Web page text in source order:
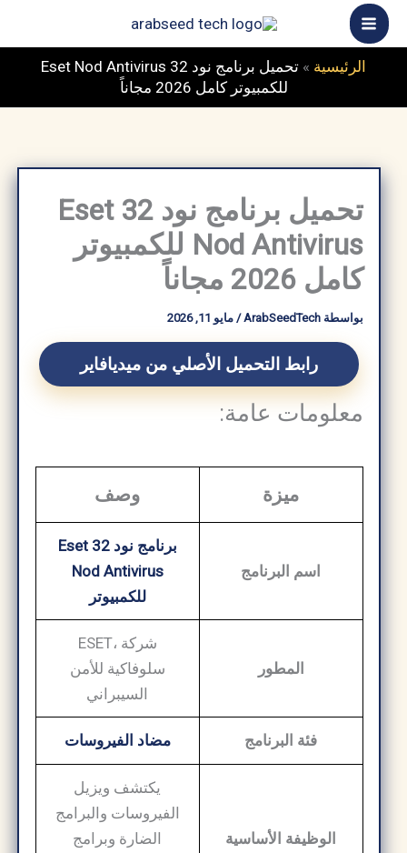
الرئيسية»
تحميل برنامج نود 32 Eset Nod Antivirus
للكمبيوتر كامل 2026 مجاناً
تحميل برنامج نود 32 Eset
Nod Antivirus للكمبيوتر
كامل 2026 مجاناً
بواسطة ArabSeedTech
/مايو 11, 2026
رابط التحميل الأصلي من ميديافاير
معلومات عامة:
ميزة وصف
اسم البرنامج
برنامج نود 32 Eset
Nod Antivirus
للكمبيوتر
المطور
ESET، شركة
سلوفاكية للأمن
السيبراني
فئة البرنامج مضاد الفيروسات
الوظيفة الأساسية
يكتشف ويزيل
الفيروسات والبرامج
الضارة وبرامج